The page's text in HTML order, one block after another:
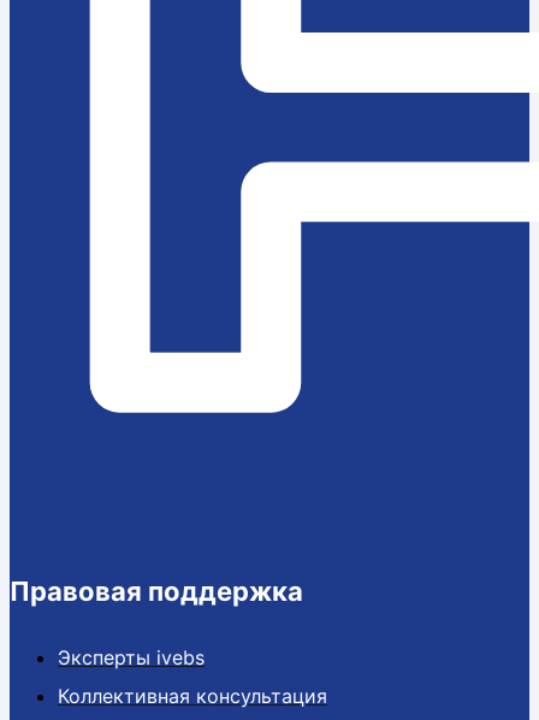
Правовая поддержка
Эксперты ivebs
Коллективная консультация